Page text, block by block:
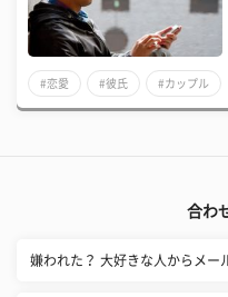
#恋愛 #彼氏 #カップル
合わ
嫌われた？ 大好きな人からメー